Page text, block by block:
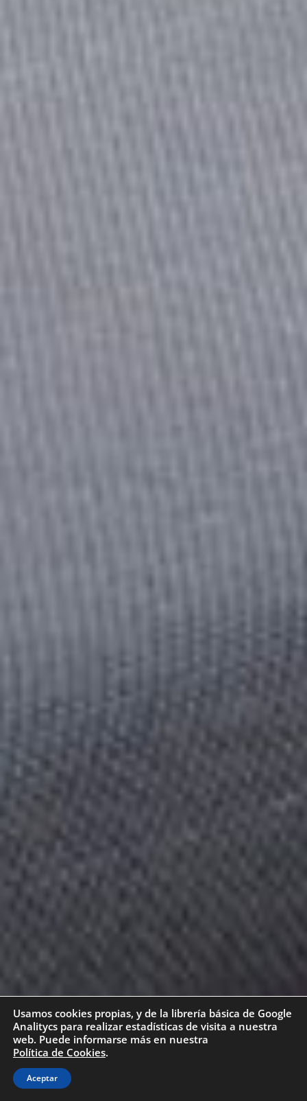
Usamos cookies propias, y de la librería básica de Google
Analitycs para realizar estadísticas de visita a nuestra
web. Puede informarse más en nuestra
Política de Cookies.
Aceptar